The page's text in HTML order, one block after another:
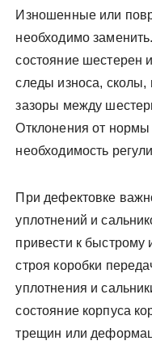
Изношенные или
необходимо
состояние шестерен
следы износа,
зазоры между
Отклонения от нормы
необходимость
При дефектовке
уплотнений и
привести к быстрому
строя коробки
уплотнения и
состояние корпуса
трещин или